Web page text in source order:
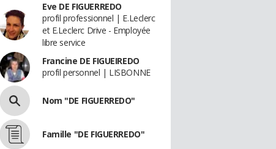
Eve DE FIGUERREDO
profil professionnel | E.Leclerc
et E.Leclerc Drive - Employée
libre service
Francine DE FIGUEIREDO
profil personnel | LISBONNE
Nom "DE FIGUERREDO"
Famille "DE FIGUERREDO"